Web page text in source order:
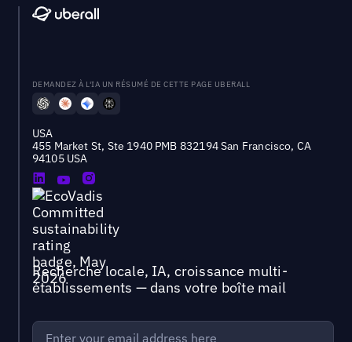
DEMANDEZ À L'IA UN RÉSUMÉ DE CETTE PAGE UBERALL
USA
455 Market St, Ste 1940 PMB 832194 San Francisco, CA
94105 USA
Recherche locale, IA, croissance multi-
établissements — dans votre boîte mail